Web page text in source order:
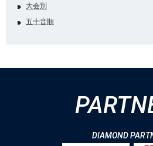
大会別
五十音順
DIAMOND